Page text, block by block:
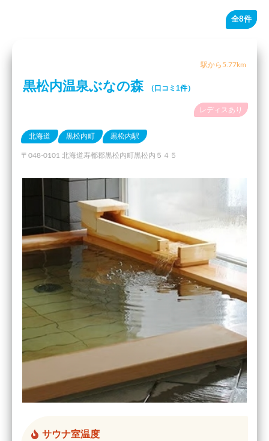
全8件
駅から5.77km
黒松内温泉ぶなの森 （口コミ1件）
レディスあり
北海道 黒松内町 黒松内駅
〒048-0101 北海道寿都郡黒松内町黒松内５４５
サウナ室温度